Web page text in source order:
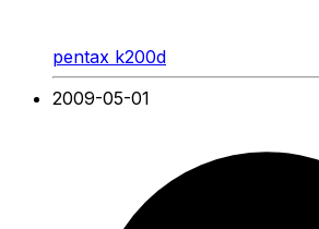
pentax k200d
2009-05-01